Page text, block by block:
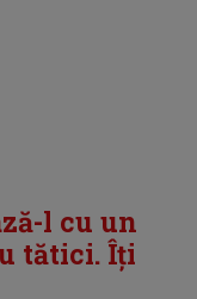
l cu un
tătici. Îți